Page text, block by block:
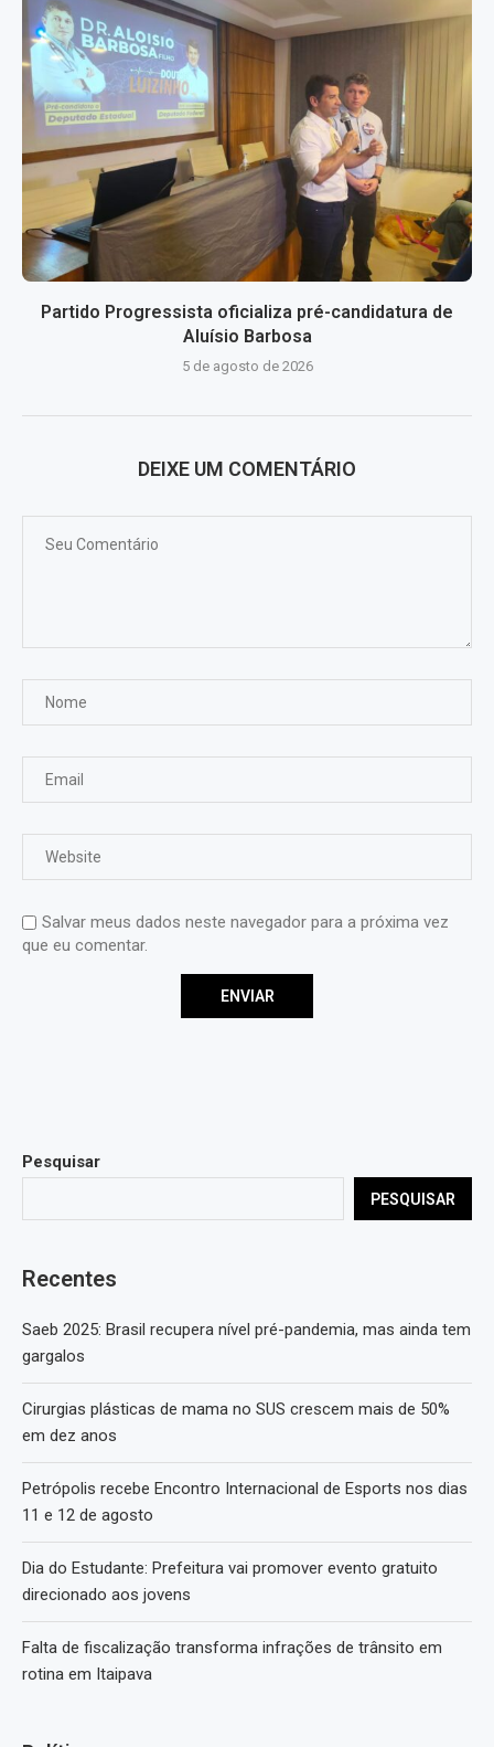
Partido Progressista oficializa pré-candidatura de
Aluísio Barbosa
5 de agosto de 2026
DEIXE UM COMENTÁRIO
Salvar meus dados neste navegador para a próxima vez
que eu comentar.
Pesquisar
PESQUISAR
Recentes
Saeb 2025: Brasil recupera nível pré-pandemia, mas ainda tem
gargalos
Cirurgias plásticas de mama no SUS crescem mais de 50%
em dez anos
Petrópolis recebe Encontro Internacional de Esports nos dias
11 e 12 de agosto
Dia do Estudante: Prefeitura vai promover evento gratuito
direcionado aos jovens
Falta de fiscalização transforma infrações de trânsito em
rotina em Itaipava